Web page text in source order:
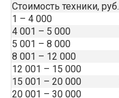
Стоимость техники, руб.
1 – 4 000
4 001 – 5 000
5 001 – 8 000
8 001 – 12 000
12 001 – 15 000
15 001 – 20 000
20 001 – 30 000